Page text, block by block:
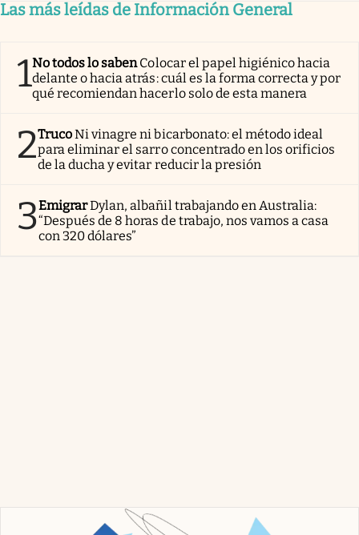
Las más leídas de Información General
1No todos lo sabenColocar el papel higiénico hacia
delante o hacia atrás: cuál es la forma correcta y por
qué recomiendan hacerlo solo de esta manera
2TrucoNi vinagre ni bicarbonato: el método ideal
para eliminar el sarro concentrado en los orificios
de la ducha y evitar reducir la presión
3EmigrarDylan, albañil trabajando en Australia:
“Después de 8 horas de trabajo, nos vamos a casa
con 320 dólares”